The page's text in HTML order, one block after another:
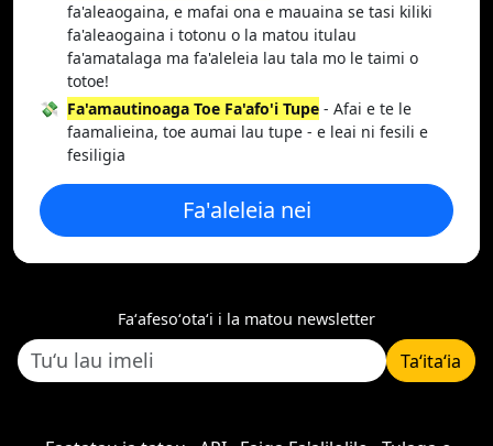
fa'aleaogaina, e mafai ona e mauaina se tasi kiliki
fa'aleaogaina i totonu o la matou itulau
fa'amatalaga ma fa'aleleia lau tala mo le taimi o
totoe!
💸 Fa'amautinoaga Toe Fa'afo'i Tupe - Afai e te le
faamalieina, toe aumai lau tupe - e leai ni fesili e
fesiligia
Fa'aleleia nei
Faʻafesoʻotaʻi i la matou newsletter
Taʻitaʻia